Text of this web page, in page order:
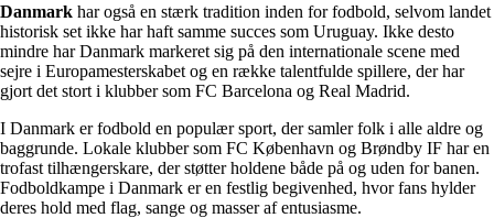
Danmark har også en stærk tradition inden for fodbold, selvom landet
historisk set ikke har haft samme succes som Uruguay. Ikke desto
mindre har Danmark markeret sig på den internationale scene med
sejre i Europamesterskabet og en række talentfulde spillere, der har
gjort det stort i klubber som FC Barcelona og Real Madrid.
I Danmark er fodbold en populær sport, der samler folk i alle aldre og
baggrunde. Lokale klubber som FC København og Brøndby IF har en
trofast tilhængerskare, der støtter holdene både på og uden for banen.
Fodboldkampe i Danmark er en festlig begivenhed, hvor fans hylder
deres hold med flag, sange og masser af entusiasme.